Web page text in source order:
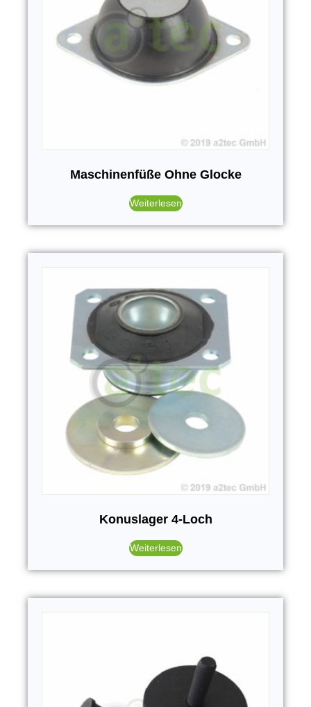
Maschinenfüße Ohne Glocke
Weiterlesen
Konuslager 4-Loch
Weiterlesen